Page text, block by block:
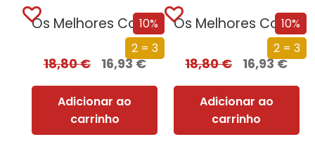
10%
2 = 3
Os Melhores Contos de H. P. Lovecraft – 3º vol.
18,80€ 16,93€
Adicionar ao
carrinho
10%
2 = 3
Os Melhores Contos de H. P. Lovecraft – 2º vol.
18,80€ 16,93€
Adicionar ao
carrinho